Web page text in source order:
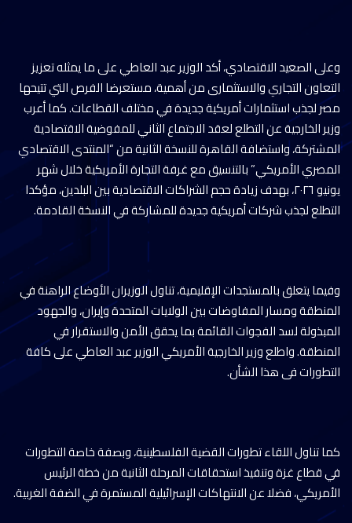
وعلى الصعيد الاقتصادي، أكد الوزير عبد العاطي على ما يمثله تعزيز
التعاون التجاري والاستثمارى من أهمية، مستعرضا الفرص التي تتيحها
مصر لجذب استثمارات أمريكية جديدة في مختلف القطاعات. كما أعرب
وزير الخارجية عن التطلع لعقد الاجتماع الثاني للمفوضية الاقتصادية
المشتركة، واستضافة القاهرة للنسخة الثانية من “المنتدى الاقتصادي
المصري الأمريكي” بالتنسيق مع غرفة التجارة الأمريكية خلال شهر
يونيو ٢٠٢٦، بهدف زيادة حجم الشراكات الاقتصادية بين البلدين، مؤكدا
التطلع لجذب شركات أمريكية جديدة للمشاركة في النسخة القادمة.
وفيما يتعلق بالمستجدات الإقليمية، تناول الوزيران الأوضاع الراهنة في
المنطقة ومسار المفاوضات بين الولايات المتحدة وإيران، والجهود
المبذولة لسد الفجوات القائمة بما يحقق الأمن والاستقرار في
المنطقة. واطلع وزير الخارجية الأمريكي الوزير عبد العاطي على كافة
التطورات فى هذا الشأن.
كما تناول اللقاء تطورات القضية الفلسطينية، وبصفة خاصة التطورات
في قطاع غزة وتنفيذ استحقاقات المرحلة الثانية من خطة الرئيس
الأمريكي، فضلا عن الانتهاكات الإسرائيلية المستمرة في الضفة الغربية.